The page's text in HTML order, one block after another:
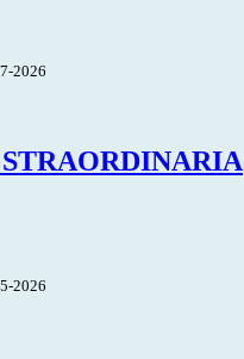
2026
2026